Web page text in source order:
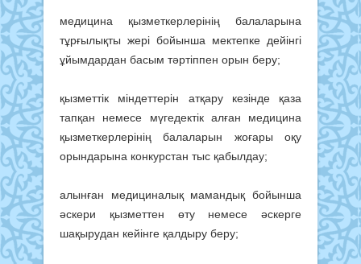
медицина қызметкерлерінің балаларына
тұрғылықты жері бойынша мектепке дейінгі
ұйымдардан басым тәртіппен орын беру;
қызметтік міндеттерін атқару кезінде қаза
тапқан немесе мүгедектік алған медицина
қызметкерлерінің балаларын жоғары оқу
орындарына конкурстан тыс қабылдау;
алынған медициналық мамандық бойынша
әскери қызметтен өту немесе әскерге
шақырудан кейінге қалдыру беру;